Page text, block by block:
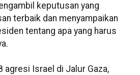
keputusan yang
terbaik dan menyampaikan
tentang apa yang harus
agresi Israel di Jalur Gaza,